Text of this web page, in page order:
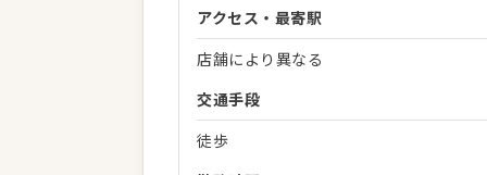
アクセス・最寄駅
店舗により異なる
交通手段
徒歩